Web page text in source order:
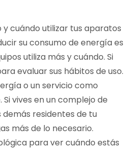
cuándo utilizar tus aparatos
su consumo de energía es
utiliza más y cuándo. Si
evaluar sus hábitos de uso.
o un servicio como
vives en un complejo de
residentes de tu
más de lo necesario.
para ver cuándo estás